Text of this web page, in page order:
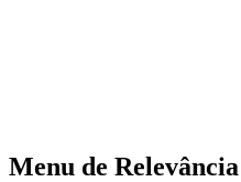
Menu de Relevância